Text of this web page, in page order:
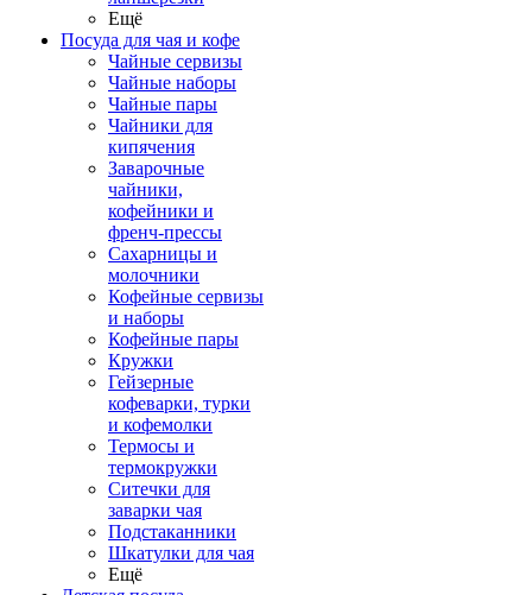
Ещё
Посуда для чая и кофе
Чайные сервизы
Чайные наборы
Чайные пары
Чайники для
кипячения
Заварочные
чайники,
кофейники и
френч-прессы
Сахарницы и
молочники
Кофейные сервизы
и наборы
Кофейные пары
Кружки
Гейзерные
кофеварки, турки
и кофемолки
Термосы и
термокружки
Ситечки для
заварки чая
Подстаканники
Шкатулки для чая
Ещё